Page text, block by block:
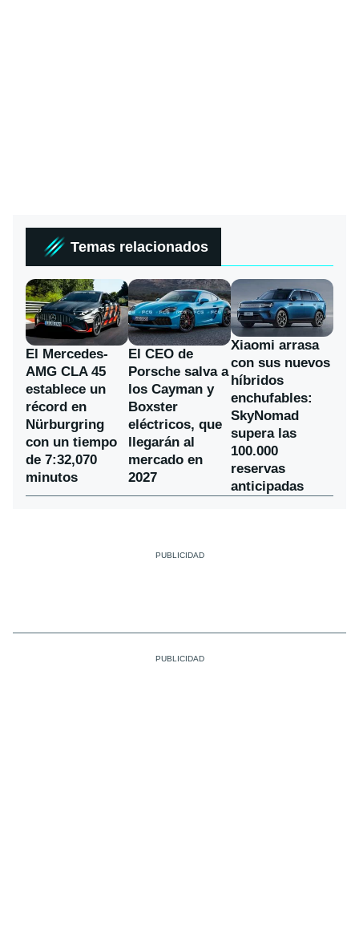
Temas relacionados
El Mercedes-
AMG CLA 45
establece un
récord en
Nürburgring
con un tiempo
de 7:32,070
minutos
El CEO de
Porsche salva a
los Cayman y
Boxster
eléctricos, que
llegarán al
mercado en
2027
Xiaomi arrasa
con sus nuevos
híbridos
enchufables:
SkyNomad
supera las
100.000
reservas
anticipadas